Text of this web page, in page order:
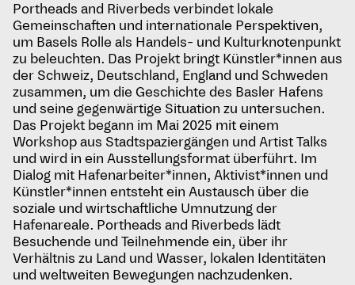
Portheads and Riverbeds verbindet lokale
Gemeinschaften und internationale Perspektiven,
um Basels Rolle als Handels- und Kulturknotenpunkt
zu beleuchten. Das Projekt bringt Künstler*innen aus
der Schweiz, Deutschland, England und Schweden
zusammen, um die Geschichte des Basler Hafens
und seine gegenwärtige Situation zu untersuchen.
Das Projekt begann im Mai 2025 mit einem
Workshop aus Stadtspaziergängen und Artist Talks
und wird in ein Ausstellungsformat überführt. Im
Dialog mit Hafenarbeiter*innen, Aktivist*innen und
Künstler*innen entsteht ein Austausch über die
soziale und wirtschaftliche Umnutzung der
Hafenareale. Portheads and Riverbeds lädt
Besuchende und Teilnehmende ein, über ihr
Verhältnis zu Land und Wasser, lokalen Identitäten
und weltweiten Bewegungen nachzudenken.